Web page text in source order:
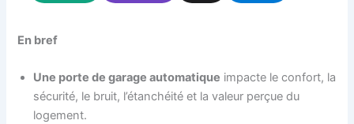
En bref
Une porte de garage automatique impacte le confort, la
sécurité, le bruit, l’étanchéité et la valeur perçue du
logement.